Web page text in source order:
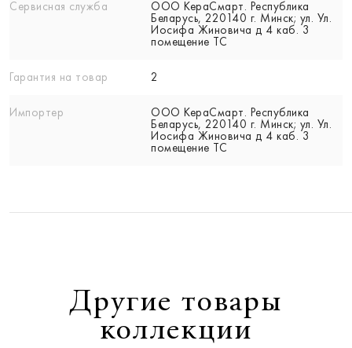
Сервисная служба
ООО КераСмарт. Республика
Беларусь, 220140 г. Минск; ул. Ул.
Иосифа Жиновича д 4 каб. 3
помещение ТС
Гарантия на товар 2
Импортер
ООО КераСмарт. Республика
Беларусь, 220140 г. Минск; ул. Ул.
Иосифа Жиновича д 4 каб. 3
помещение ТС
Другие товары
коллекции